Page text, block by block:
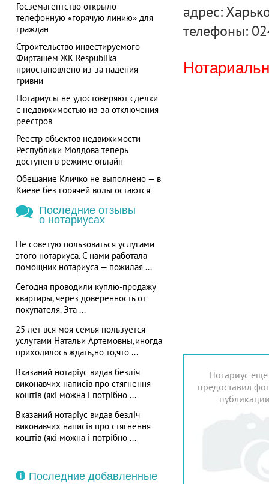
Госземагентство открыло
телефонную «горячую линию» для
граждан
Строительство инвестируемого
Фирташем ЖК Respublika
приостановлено из-за падения
гривни
Нотариусы не удостоверяют сделки
с недвижимостью из-за отключения
реестров
Реестр объектов недвижимости
Республики Молдова теперь
доступен в режиме онлайн
Обещание Кличко не выполнено — в
Киеве без горячей воды остаются
Последние отзывы
о нотариусах
Не советую пользоваться услугами
этого нотариуса. С нами работала
помощник нотариуса — пожилая ...
Сегодня проводили куплю-продажу
квартиры, через доверенность от
покупателя. Эта ...
25 лет вся моя семья пользуется
услугами Натальи Артемовны,иногда
приходилось ждать,но то,что ...
Вказаний нотаріус видав безліч
виконавчих написів про стягнення
коштів (які можна і потрібно ...
Вказаний нотаріус видав безліч
виконавчих написів про стягнення
коштів (які можна і потрібно ...
Последние добавленные
адрес:
телефоны:
Нотариус
предоставил